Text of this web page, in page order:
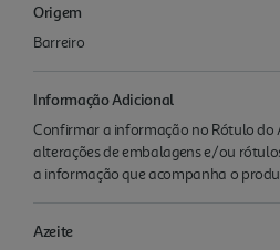
Origem
Barreiro
Informação Adicional
Confirmar a informação no Rótulo do
alterações de embalagens e/ou
a informação que acompanha o
Azeite